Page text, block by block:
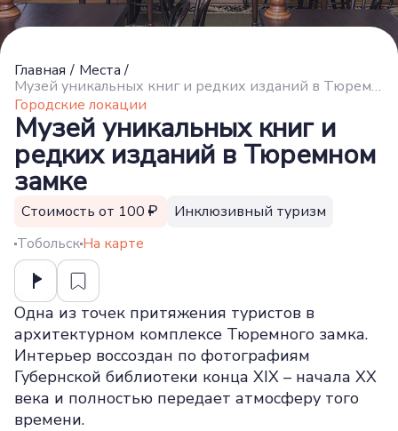
Главная / Места /
Музей уникальных книг и редких изданий в Тюремном замке
Городские локации
Музей уникальных книг и
редких изданий в Тюремном
замке
Стоимость от 100
Инклюзивный туризм
ТобольскНа карте
Одна из точек притяжения туристов в
архитектурном комплексе Тюремного замка.
Интерьер воссоздан по фотографиям
Губернской библиотеки конца XIX – начала XX
века и полностью передает атмосферу того
времени.